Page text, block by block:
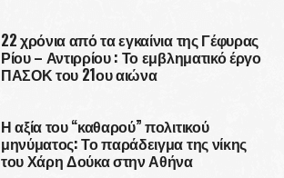
22 χρόνια από τα εγκαίνια της Γέφυρας
Ρίου – Αντιρρίου : Το εμβληματικό έργο
ΠΑΣΟΚ του 21ου αιώνα
Η αξία του “καθαρού” πολιτικού
μηνύματος: Το παράδειγμα της νίκης
του Χάρη Δούκα στην Αθήνα